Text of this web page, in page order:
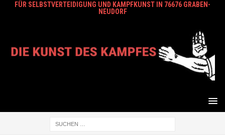
FÜR SELBSTVERTEIDIGUNG UND KAMPFKUNST IN 76676 GRABEN-
NEUDORF